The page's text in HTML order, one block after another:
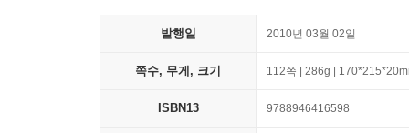
발행일 2010년 03월 02일
쪽수, 무게, 크기 112쪽 | 286g |
ISBN13 9788946416598